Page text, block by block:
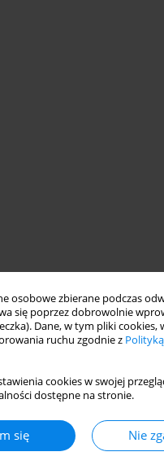
osobowe zbierane podczas
się poprzez dobrowolnie
Dane, w tym pliki
ruchu zgodnie z
cookies w swojej
dostępne na stronie.
się Nie